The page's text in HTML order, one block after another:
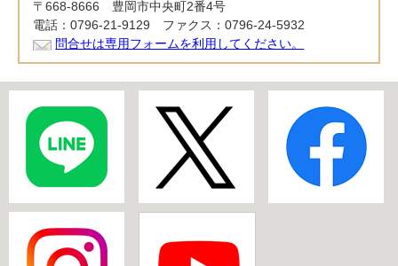
〒668-8666 豊岡市中央町2番4号
電話：0796-21-9129 ファクス：0796-24-5932
問合せは専用フォームを利用してください。